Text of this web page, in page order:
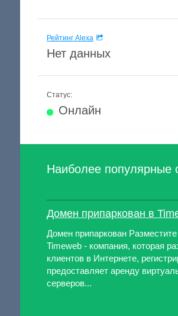
Рейтинг Alexa
Нет данных
Статус:
Онлайн
Наиболее популярные
Домен припаркован в
Домен припаркован
Timeweb - компания, которая
клиентов в Интернете,
предоставляет аренду
серверов...